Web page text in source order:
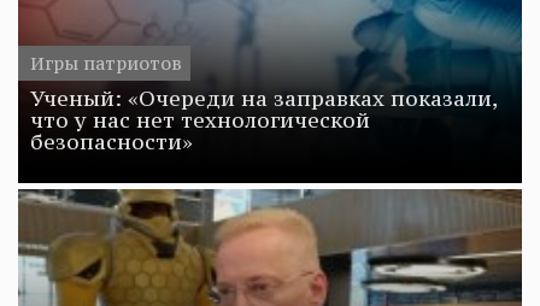
Игры патриотов
Ученый: «Очереди на заправках показали,
что у нас нет технологической
безопасности»